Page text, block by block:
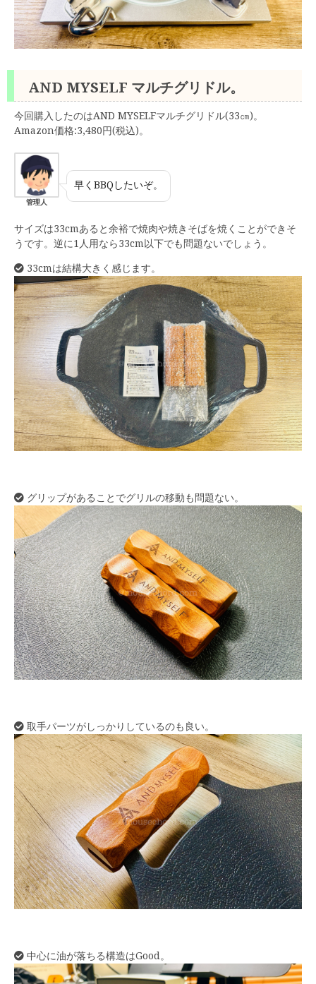
AND MYSELF マルチグリドル。
今回購入したのはAND MYSELFマルチグリドル(33㎝)。
Amazon価格:3,480円(税込)。
管理人
早くBBQしたいぞ。
サイズは33cmあると余裕で焼肉や焼きそばを焼くことができそ
うです。逆に1人用なら33cm以下でも問題ないでしょう。
33cmは結構大きく感じます。
グリップがあることでグリルの移動も問題ない。
取手パーツがしっかりしているのも良い。
中心に油が落ちる構造はGood。